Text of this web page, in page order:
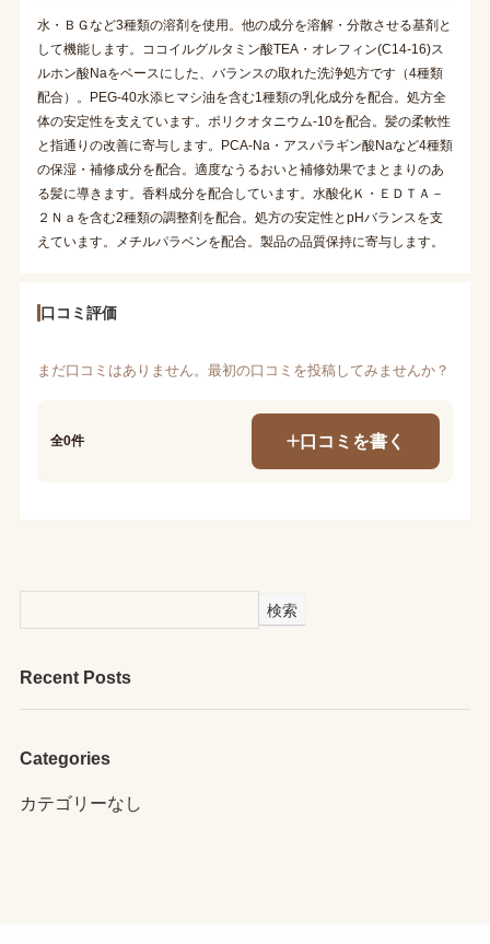
水・ＢＧなど3種類の溶剤を使用。他の成分を溶解・分散させる基剤と
して機能します。ココイルグルタミン酸TEA・オレフィン(C14-16)ス
ルホン酸Naをベースにした、バランスの取れた洗浄処方です（4種類
配合）。PEG-40水添ヒマシ油を含む1種類の乳化成分を配合。処方全
体の安定性を支えています。ポリクオタニウム-10を配合。髪の柔軟性
と指通りの改善に寄与します。PCA-Na・アスパラギン酸Naなど4種類
の保湿・補修成分を配合。適度なうるおいと補修効果でまとまりのあ
る髪に導きます。香料成分を配合しています。水酸化Ｋ・ＥＤＴＡ－
２Ｎａを含む2種類の調整剤を配合。処方の安定性とpHバランスを支
えています。メチルパラベンを配合。製品の品質保持に寄与します。
口コミ評価
まだ口コミはありません。最初の口コミを投稿してみませんか？
全0件 口コミを書く
検索
Recent Posts
Categories
カテゴリーなし